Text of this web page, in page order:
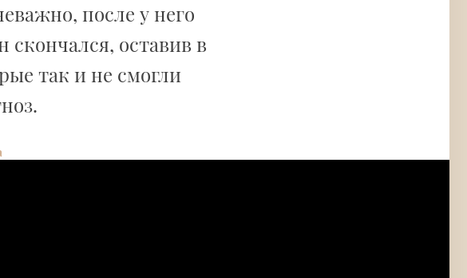
после у него
скончался, оставив в
так и не смогли